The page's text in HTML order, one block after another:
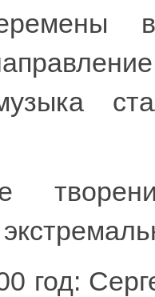
год: